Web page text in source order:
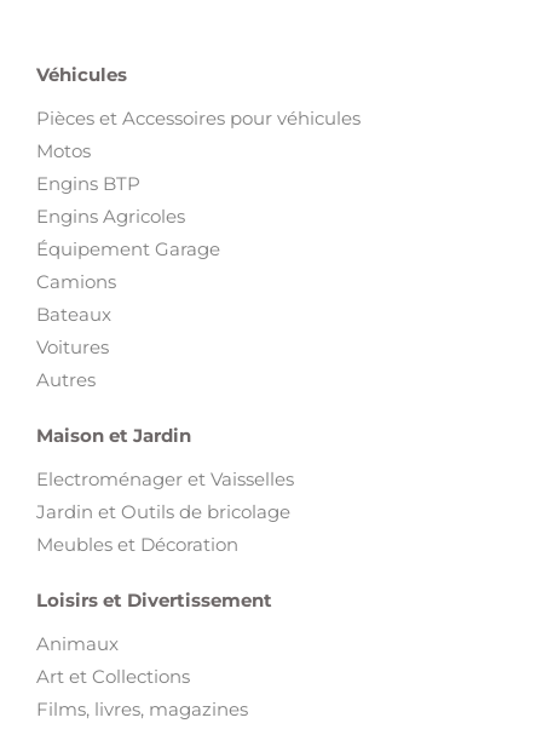
Véhicules
Pièces et Accessoires pour véhicules
Motos
Engins BTP
Engins Agricoles
Équipement Garage
Camions
Bateaux
Voitures
Autres
Maison et Jardin
Electroménager et Vaisselles
Jardin et Outils de bricolage
Meubles et Décoration
Loisirs et Divertissement
Animaux
Art et Collections
Films, livres, magazines